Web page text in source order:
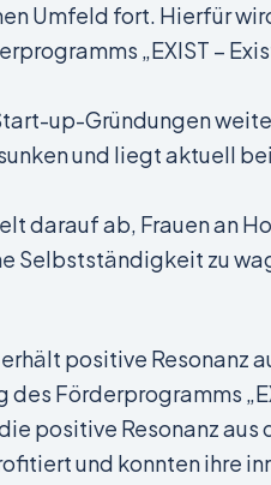
Umfeld fort. Hierfür
„EXIST –
up-Gründungen
und liegt aktuell
darauf ab, Frauen an
Selbstständigkeit zu
erhält positive Resonanz
des Förderprogramms
positive Resonanz aus
und konnten ihre